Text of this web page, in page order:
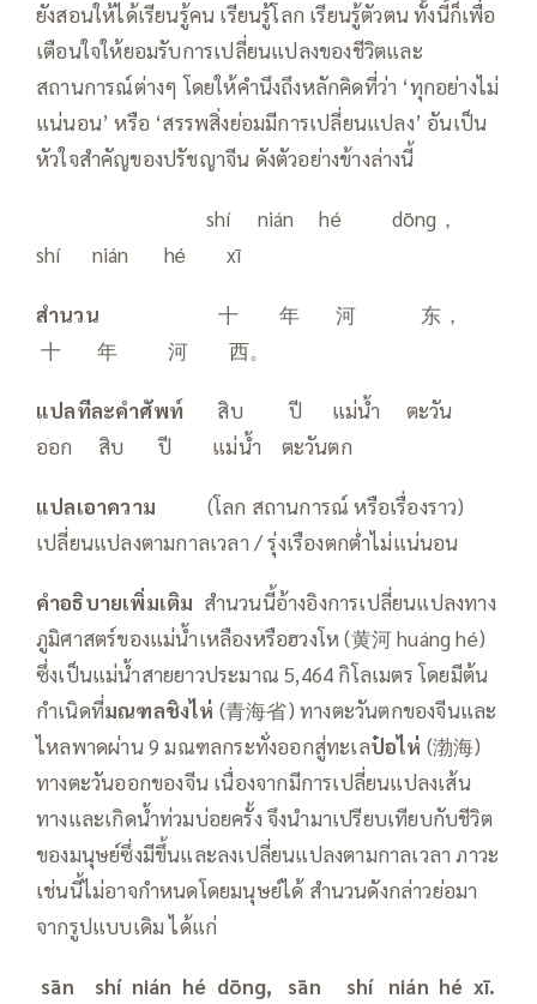
ยังสอนให้ได้เรียนรู้คน เรียนรู้โลก เรียนรู้ตัวตน ทั้งนี้ก็เพื่อ
เตือนใจให้ยอมรับการเปลี่ยนแปลงของชีวิตและ
สถานการณ์ต่างๆ โดยให้คำนึงถึงหลักคิดที่ว่า ‘ทุกอย่างไม่
แน่นอน’ หรือ ‘สรรพสิ่งย่อมมีการเปลี่ยนแปลง’ อันเป็น
หัวใจสำคัญของปรัชญาจีน ดังตัวอย่างข้างล่างนี้
——————shí nián hé dōng，
shí nián hé xī
สำนวน —————十 年 河 东，
十 年 河 西。
แปลทีละคำศัพท์
สิบ ปี แม่น้ำ ตะวัน
ออก สิบ ปี แม่น้ำ ตะวันตก
แปลเอาความ
(โลก สถานการณ์ หรือเรื่องราว)
เปลี่ยนแปลงตามกาลเวลา / รุ่งเรืองตกต่ำไม่แน่นอน
คำอธิบายเพิ่มเติม สำนวนนี้อ้างอิงการเปลี่ยนแปลงทาง
ภูมิศาสตร์ของแม่น้ำเหลืองหรือฮวงโห (黄河 huáng hé)
ซึ่งเป็นแม่น้ำสายยาวประมาณ 5,464 กิโลเมตร โดยมีต้น
กำเนิดที่มณฑลชิงไห่ (青海省) ทางตะวันตกของจีนและ
ไหลพาดผ่าน 9 มณฑลกระทั่งออกสู่ทะเลป๋อไห่ (渤海)
ทางตะวันออกของจีน เนื่องจากมีการเปลี่ยนแปลงเส้น
ทางและเกิดน้ำท่วมบ่อยครั้ง จึงนำมาเปรียบเทียบกับชีวิต
ของมนุษย์ซึ่งมีขึ้นและลงเปลี่ยนแปลงตามกาลเวลา ภาวะ
เช่นนี้ไม่อาจกำหนดโดยมนุษย์ได้ สำนวนดังกล่าวย่อมา
จากรูปแบบเดิม ได้แก่
sān shí nián hé dōng, sān shí nián hé xī.